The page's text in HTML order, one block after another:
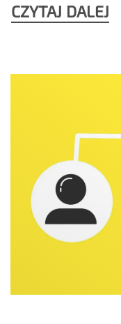
CZYTAJ DALEJ